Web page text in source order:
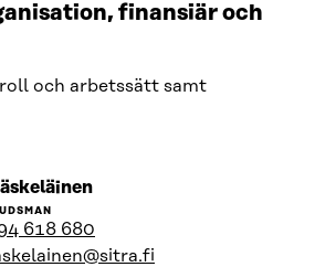
finansiär och
och arbetssätt samt
Gå
personens
profil
618 680